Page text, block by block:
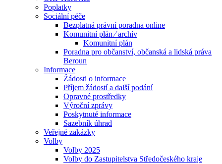
Poplatky
Sociální péče
Bezplatná právní poradna online
Komunitní plán ⁄ archív
Komunitní plán
Poradna pro občanství, občanská a lidská práva
Beroun
Informace
Žádosti o informace
Příjem žádostí a další podání
Opravné prostředky
Výroční zprávy
Poskytnuté informace
Sazebník úhrad
Veřejné zakázky
Volby
Volby 2025
Volby do Zastupitelstva Středočeského kraje